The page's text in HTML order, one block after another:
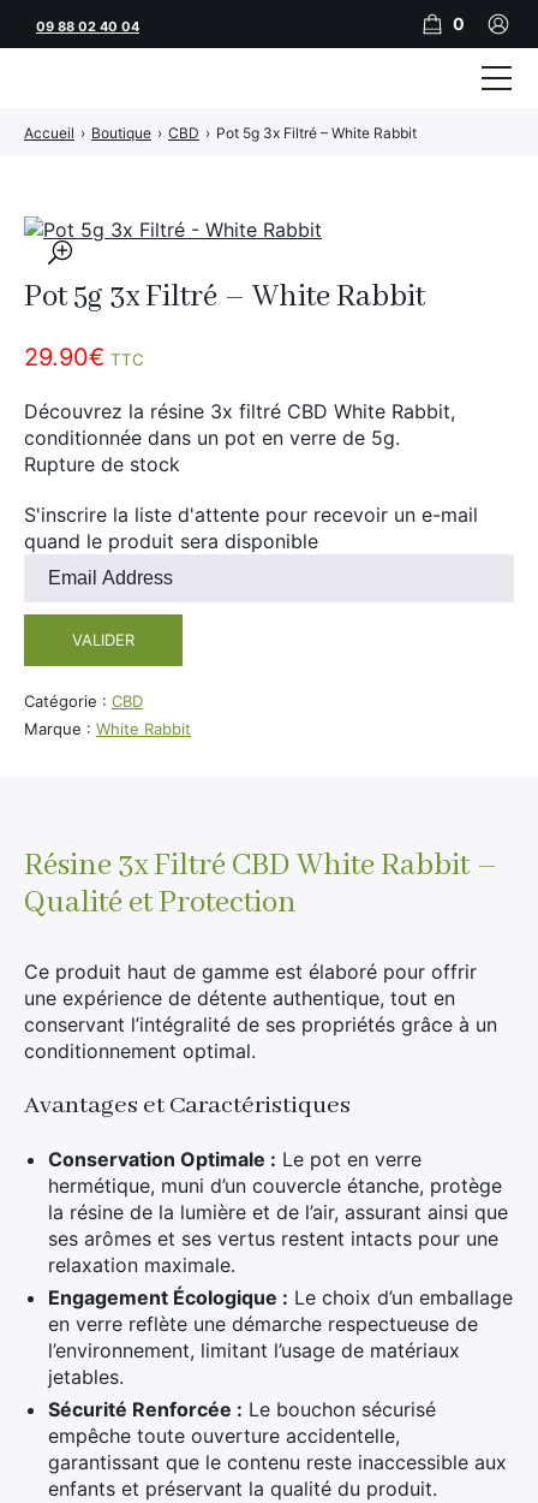
🔍
Pot 5g 3x Filtré – White Rabbit
29.90€ TTC
Découvrez la résine 3x filtré CBD White Rabbit,
conditionnée dans un pot en verre de 5g.
Rupture de stock
S'inscrire la liste d'attente pour recevoir un e-mail
quand le produit sera disponible
Entrez
adresse
mail
pour
rejoindre
ce
produit
VALIDER
Catégorie : CBD
Marque : White Rabbit
Accueil › Boutique › CBD › Pot 5g 3x Filtré – White Rabbit
Résine 3x Filtré CBD White Rabbit –
Qualité et Protection
Ce produit haut de gamme est élaboré pour offrir
une expérience de détente authentique, tout en
conservant l’intégralité de ses propriétés grâce à un
conditionnement optimal.
Avantages et Caractéristiques
Conservation Optimale : Le pot en verre
hermétique, muni d’un couvercle étanche, protège
la résine de la lumière et de l’air, assurant ainsi que
ses arômes et ses vertus restent intacts pour une
relaxation maximale.
Engagement Écologique : Le choix d’un emballage
en verre reflète une démarche respectueuse de
l’environnement, limitant l’usage de matériaux
jetables.
Sécurité Renforcée : Le bouchon sécurisé
empêche toute ouverture accidentelle,
garantissant que le contenu reste inaccessible aux
enfants et préservant la qualité du produit.
09 88 02 40 04 0
Tubeuses
Feuilles
Filtres
Vape
JNR
Adalya
Al Fakher
Cristal Puff
100ml
Booster E-Liquide
Divers
Salé
Sucré